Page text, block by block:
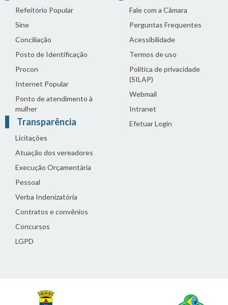
Refeitório Popular
Sine
Conciliação
Posto de Identificação
Procon
Internet Popular
Ponto de atendimento à
mulher
Transparência
Licitações
Atuação dos vereadores
Execução Orçamentária
Pessoal
Verba Indenizatória
Contratos e convênios
Concursos
LGPD
Fale com a Câmara
Perguntas Frequentes
Acessibilidade
Termos de uso
Política de privacidade
(SILAP)
Webmail
Intranet
Efetuar Login